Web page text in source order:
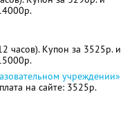
часов). Купон за 3525р. и
учреждении»
на сайте: 3525р.